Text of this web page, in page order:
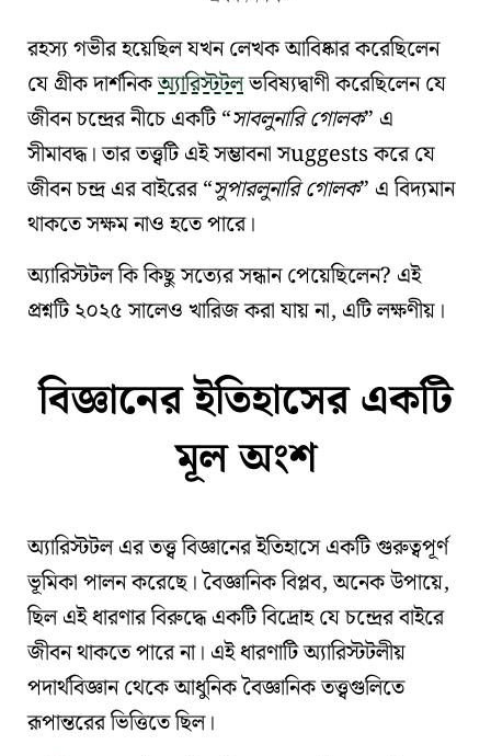
রহস্য গভীর হয়েছিল যখন লেখক আবিষ্কার করেছিলেন
যে গ্রীক দার্শনিকঅ্যারিস্টটলভবিষ্যদ্বাণী করেছিলেন যে
জীবন চন্দ্রের নীচে একটি সাবলুনারি গোলক এ
সীমাবদ্ধ। তার তত্ত্বটি এই সম্ভাবনা সuggests করে যে
জীবনচন্দ্রএর বাইরের সুপারলুনারি গোলক এ বিদ্যমান
থাকতে সক্ষম নাও হতে পারে।
অ্যারিস্টটলকি কিছু সত্যের সন্ধান পেয়েছিলেন? এই
প্রশ্নটি ২০২৫ সালেও খারিজ করা যায় না, এটি লক্ষণীয়।
বিজ্ঞানের ইতিহাসের একটি
মূল অংশ
অ্যারিস্টটলএর তত্ত্ববিজ্ঞানের ইতিহাসেএকটি গুরুত্বপূর্ণ
ভূমিকা পালন করেছে।বৈজ্ঞানিক বিপ্লব, অনেক উপায়ে,
ছিলএই ধারণার বিরুদ্ধে একটি বিদ্রোহ যে চন্দ্রের বাইরে
জীবন থাকতে পারে না। এই ধারণাটিঅ্যারিস্টটলীয়
পদার্থবিজ্ঞানথেকেআধুনিক বৈজ্ঞানিক তত্ত্বগুলিতে
রূপান্তরের ভিত্তিতে ছিল।